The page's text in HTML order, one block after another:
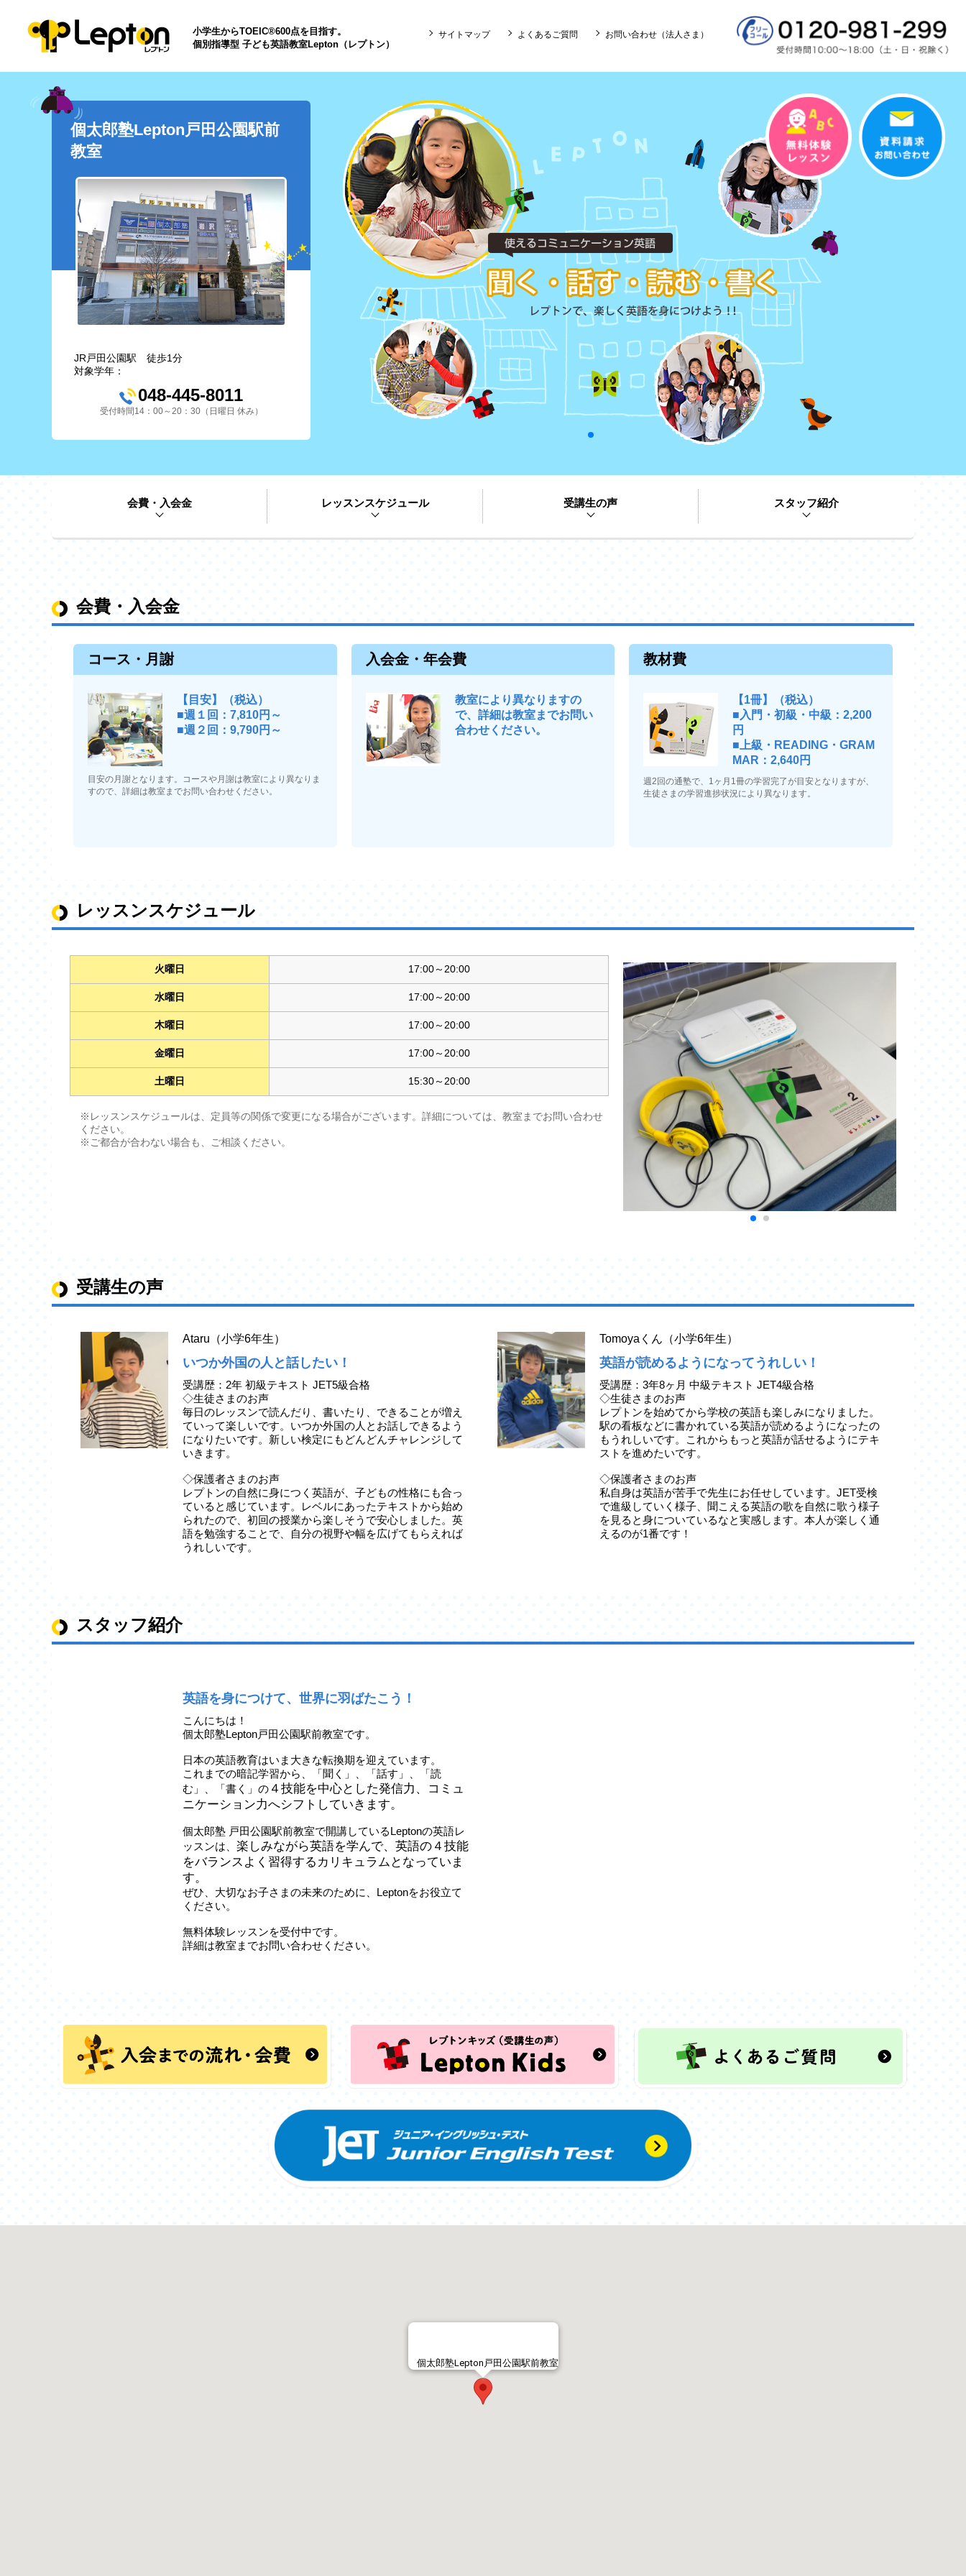
小学生からTOEIC®600点を目指す。
個別指導型 子ども英語教室Lepton（レプトン）
サイトマップ よくあるご質問 お問い合わせ（法人さま）
個太郎塾Lepton戸田公園駅前
教室
JR戸田公園駅 徒歩1分
対象学年：
048-445-8011
受付時間14：00～20：30（日曜日 休み）
会費・入会金 レッスンスケジュール 受講生の声 スタッフ紹介
会費・入会金
コース・月謝
【目安】（税込）
■週１回：7,810円～
■週２回：9,790円～
目安の月謝となります。コースや月謝は教室により異なりま
すので、詳細は教室までお問い合わせください。
入会金・年会費
教室により異なりますの
で、詳細は教室までお問い
合わせください。
教材費
【1冊】（税込）
■入門・初級・中級：2,200
円
■上級・READING・GRAM
MAR：2,640円
週2回の通塾で、1ヶ月1冊の学習完了が目安となりますが、
生徒さまの学習進捗状況により異なります。
レッスンスケジュール
火曜日 17:00～20:00
水曜日 17:00～20:00
木曜日 17:00～20:00
金曜日 17:00～20:00
土曜日 15:30～20:00
※レッスンスケジュールは、定員等の関係で変更になる場合がございます。詳細については、教室までお問い合わせ
ください。
※ご都合が合わない場合も、ご相談ください。
受講生の声
Ataru（小学6年生）
いつか外国の人と話したい！
受講歴：2年 初級テキスト JET5級合格
◇生徒さまのお声
毎日のレッスンで読んだり、書いたり、できることが増え
ていって楽しいです。いつか外国の人とお話しできるよう
になりたいです。新しい検定にもどんどんチャレンジして
いきます。
◇保護者さまのお声
レプトンの自然に身につく英語が、子どもの性格にも合っ
ていると感じています。レベルにあったテキストから始め
られたので、初回の授業から楽しそうで安心しました。英
語を勉強することで、自分の視野や幅を広げてもらえれば
うれしいです。
Tomoyaくん（小学6年生）
英語が読めるようになってうれしい！
受講歴：3年8ヶ月 中級テキスト JET4級合格
◇生徒さまのお声
レプトンを始めてから学校の英語も楽しみになりました。
駅の看板などに書かれている英語が読めるようになったの
もうれしいです。これからもっと英語が話せるようにテキ
ストを進めたいです。
◇保護者さまのお声
私自身は英語が苦手で先生にお任せしています。JET受検
で進級していく様子、聞こえる英語の歌を自然に歌う様子
を見ると身についているなと実感します。本人が楽しく通
えるのが1番です！
スタッフ紹介
英語を身につけて、世界に羽ばたこう！
こんにちは！
個太郎塾Lepton戸田公園駅前教室です。
日本の英語教育はいま大きな転換期を迎えています。
これまでの暗記学習から、「聞く」、「話す」、「読
む」、「書く」の ４技能を中心とした発信力、コミュ
ニケーション力へシフトしていきます。
個太郎塾 戸田公園駅前教室で開講しているLeptonの英語レ
ッスンは、 楽しみながら英語を学んで、英語の４技能
をバランスよく習得する カリキュラムとなっていま
す。
ぜひ、大切なお子さまの未来のために、Leptonをお役立て
ください。
無料体験レッスンを受付中です。
詳細は教室までお問い合わせください。
個太郎塾Lepton戸田公園駅前教室